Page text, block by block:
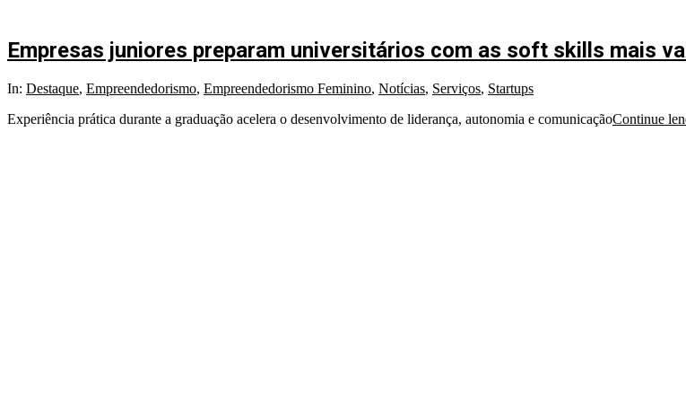
Empresas juniores preparam universitários com as soft skills mais
In: Destaque, Empreendedorismo, Empreendedorismo Feminino, Notícias, Serviços, Startups
Experiência prática durante a graduação acelera o desenvolvimento de liderança, autonomia e comunicaçãoContinue